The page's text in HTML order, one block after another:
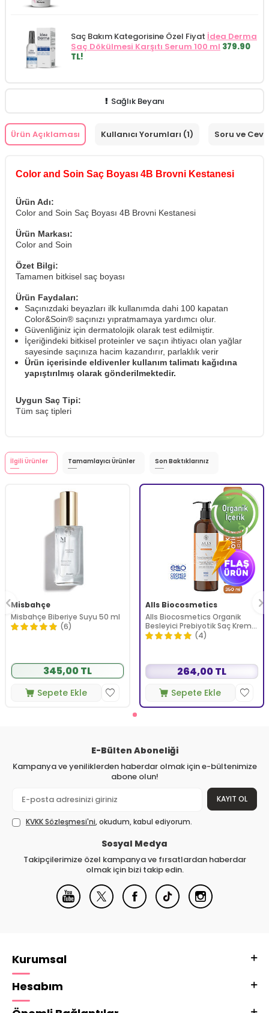
Saç Bakım Kategorisine Özel Fiyat İdea Derma
Saç Dökülmesi Karşıtı Serum 100 ml 379.90
TL!
Sağlık Beyanı
Ürün Açıklaması Kullanıcı Yorumları (1) Soru ve
Color and Soin Saç Boyası 4B Brovni Kestanesi
Ürün Adı:
Color and Soin Saç Boyası 4B Brovni Kestanesi
Ürün Markası:
Color and Soin
Özet Bilgi:
Tamamen bitkisel saç boyası
Ürün Faydaları:
Saçınızdaki beyazları ilk kullanımda dahi 100 kapatan
Color&Soin® saçınızı yıpratmamaya yardımcı olur.
Güvenliğiniz için dermatolojik olarak test edilmiştir.
İçeriğindeki bitkisel proteinler ve saçın ihtiyacı olan yağlar
sayesinde saçınıza hacim kazandırır, parlaklık verir
Ürün içerisinde eldivenler kullanım talimatı kağıdına
yapıştırılmış olarak gönderilmektedir.
Uygun Saç Tipi:
Tüm saç tipleri
İlgili Ürünler Tamamlayıcı Ürünler Son Baktıklarınız
Misbahçe
Misbahçe Biberiye Suyu 50 ml
(6)
345,00 TL
Sepete Ekle
Alls Biocosmetics
Alls Biocosmetics Organik
Besleyici Prebiyotik Saç Kremi
350 ml
(4)
264,00 TL
Sepete Ekle
E-Bülten Aboneliği
Kampanya ve yeniliklerden haberdar olmak için e-bültenimize
abone olun!
KAYIT OL
KVKK Sözleşmesi'ni, okudum, kabul ediyorum.
Sosyal Medya
Takipçilerimize özel kampanya ve fırsatlardan haberdar
olmak için bizi takip edin.
Kurumsal
Hesabım